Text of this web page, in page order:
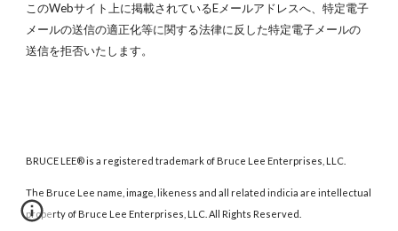
このWebサイト上に掲載されているEメールアドレスへ、特定電子
メールの送信の適正化等に関する法律に反した特定電子メールの
送信を拒否いたします。
BRUCE LEE® is a registered trademark of Bruce Lee Enterprises, LLC.
The Bruce Lee name, image, likeness and all related indicia are intellectual
property of Bruce Lee Enterprises, LLC. All Rights Reserved.